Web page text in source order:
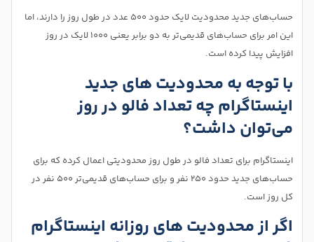
حساب‌های جدید محدودیت لایک حدود 500 عدد در طول روز را دارند، اما
این امر برای حساب‌های قدیمی‌تر به دو برابر یعنی 1000 لایک در روز
افزایش پیدا کرده است.
با توجه به محدودیت های جدید
اینستاگرام چه تعداد فالو در روز
می‌توان داشت؟
اینستاگرام برای تعداد فالو در طول روز محدودیتی اعمال کرده که برای
حساب‌های جدید حدود 250 نفر و برای حساب‌های قدیمی‌تر 500 نفر در
کل روز است.
اگر از محدودیت‌ های روزانه اینستاگرام